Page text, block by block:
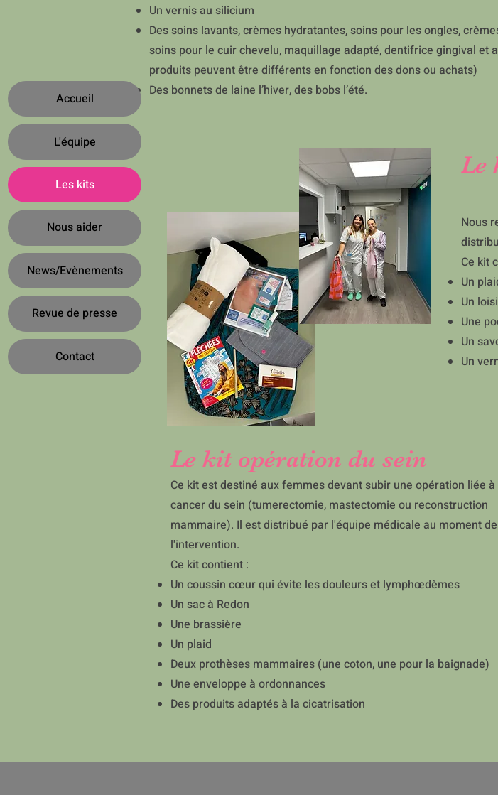
Accueil
L'équipe
Les kits
Nous aider
News/Evènements
Revue de presse
Contact
Un vernis au silicium
Des soins lavants, crèmes hydratantes, soins pour les ongles,
soins pour le cuir chevelu, maquillage adapté, dentifrice gingival et
produits peuvent être différents en fonction des dons ou achats)
Des bonnets de laine l’hiver, des bobs l’été.
Le
Nous
Ce kit
Un
Un
Une
Un
Un
Le kit opération du sein
Ce kit est destiné aux femmes devant subir une opération liée
cancer du sein (tumerectomie, mastectomie ou reconstruction
mammaire). Il est distribué par l'équipe médicale au moment de
l'intervention.
Ce kit contient :
Un coussin cœur qui évite les douleurs et lymphœdèmes
Un sac à Redon
Une brassière
Un plaid
Deux prothèses mammaires (une coton, une pour la baignade)
Une enveloppe à ordonnances
Des produits adaptés à la cicatrisation